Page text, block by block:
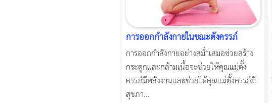
การออกกำลังกายในขณะตั้งครรภ์
การออกกำลังกายอย่างสม่ำเสมอช่วยสร้าง
กระดูกและกล้ามเนื้อจะช่วยให้คุณแม่ตั้ง
ครรภ์มีพลังงานและช่วยให้คุณแม่ตั้งครรภ์มี
สุขภา...